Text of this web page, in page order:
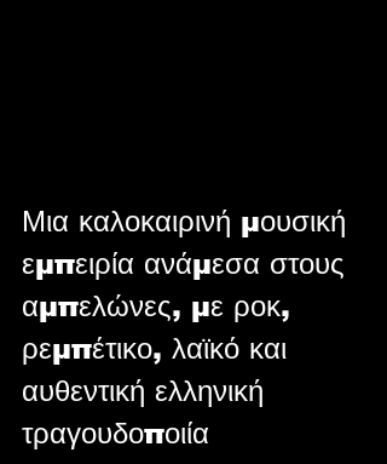
Μια καλοκαιρινή μουσική
εμπειρία ανάμεσα στους
αμπελώνες, με ροκ,
ρεμπέτικο, λαϊκό και
αυθεντική ελληνική
τραγουδοποιία